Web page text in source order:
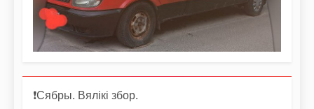
❗️Сябры. Вялікі збор.